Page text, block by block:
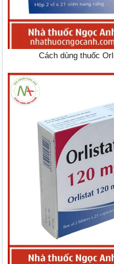
Cách dùng thuốc